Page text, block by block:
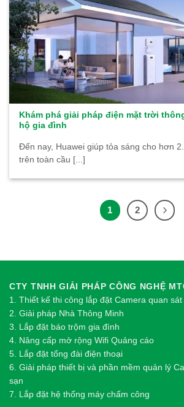
Khám phá giải pháp điện mặt trời
hộ gia đình
Đến nay, Huawei giúp tỏa sáng cho hơn
trên toàn cầu [...]
1 2
CTY TNHH GIẢI PHÁP CÔNG NGHỆ
1. Thiết kế thi công lắp đặt Camera quan sát
2. Giải pháp Nhà Thông Minh
3. Lắp đặt báo trộm gia đình
4. Nâng cấp mở rộng Wifi Quảng cáo
5. Lắp đặt tổng đài điện thoại
6. Giải pháp thiết bị và phần mềm quản lý
sạn
7. Lắp đặt hệ thống máy chấm công